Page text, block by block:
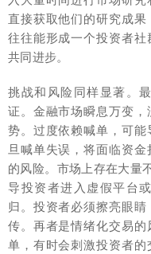
直接获取他们的研究成
往往能形成一个投资者社
共同进步。
挑战和风险同样显著。
证。金融市场瞬息万变
势。过度依赖喊单，可
旦喊单失误，将面临资
的风险。市场上存在大量
导投资者进入虚假平台
归。投资者必须擦亮眼
传。再者是情绪化交易
单，有时会刺激投资者